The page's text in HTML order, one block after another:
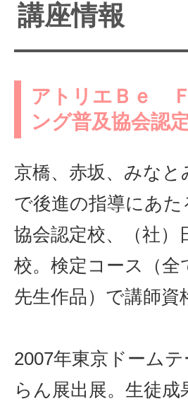
講座情報
アトリエＢｅ
ング普及協会認
京橋、赤坂、みな
で後進の指導にあ
協会認定校、（社）
校。検定コース（
先生作品）で講師資
2007年東京ドーム
らん展出展。生徒成